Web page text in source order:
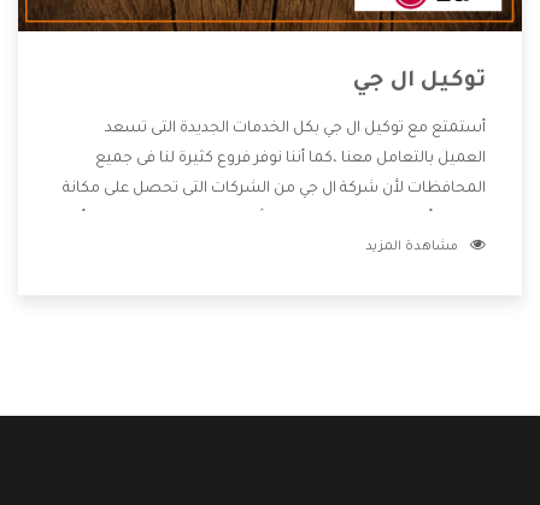
توكيل ال جي
أستمتع مع توكيل ال جي بكل الخدمات الجديدة التى تسعد
العميل بالتعامل معنا ،كما أننا نوفر فروع كثيرة لنا فى جميع
المحافظات لأن شركة ال جي من الشركات التى تحصل على مكانة
تهتم بالخدمات التى تكون بعد البيع معنا هتحصل على كل ما هو
مشاهدة المزيد